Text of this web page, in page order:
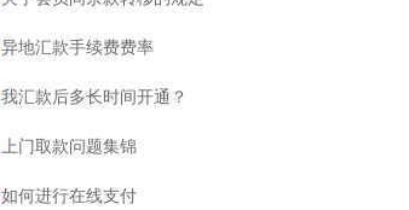
异地汇款手续费费率
我汇款后多长时间开通？
上门取款问题集锦
如何进行在线支付